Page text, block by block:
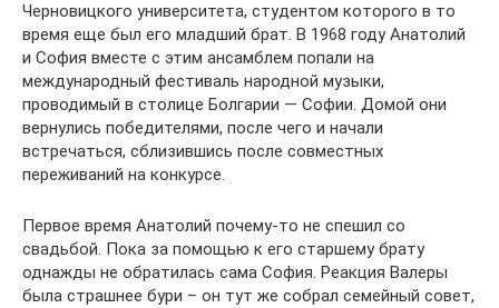
Черновицкого университета, студентом которого в то
время еще был его младший брат. В 1968 году Анатолий
и София вместе с этим ансамблем попали на
международный фестиваль народной музыки,
проводимый в столице Болгарии — Софии. Домой они
вернулись победителями, после чего и начали
встречаться, сблизившись после совместных
переживаний на конкурсе.
Первое время Анатолий почему-то не спешил со
свадьбой. Пока за помощью к его старшему брату
однажды не обратилась сама София. Реакция Валеры
была страшнее бури – он тут же собрал семейный совет,